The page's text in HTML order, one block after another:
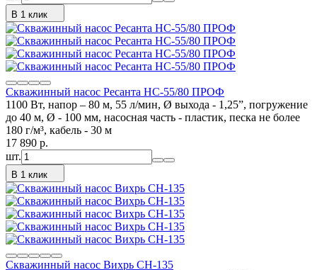
В 1 клик
Скважинный насос Ресанта НС-55/80 ПРОФ
1100 Вт, напор – 80 м, 55 л/мин, Ø выхода - 1,25”, погружение
до 40 м, Ø - 100 мм, насосная часть - пластик, песка не более
180 г/м³, кабель - 30 м
17 890 p.
шт.
В 1 клик
Скважинный насос Вихрь СН-135